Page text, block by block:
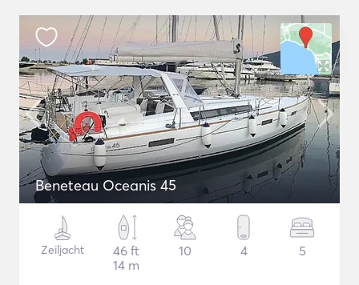
Beneteau Oceanis 45
Zeiljacht
46 ft
14 m
10 4 5